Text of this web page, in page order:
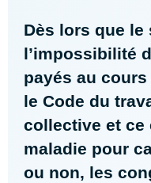
Dès lors que le
l’impossibilité
payés au cours
le Code du
collective et ce
maladie pour
ou non, les